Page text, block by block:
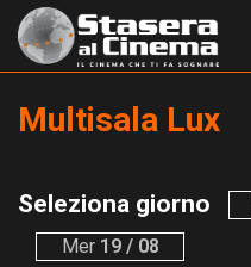
Multisala Lux
Seleziona giorno
Mer19 / 08